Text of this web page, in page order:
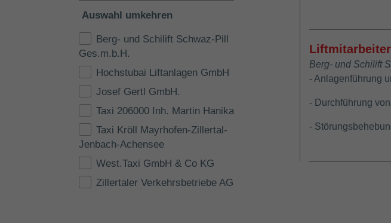
Auswahl umkehren
Berg- und Schilift Schwaz-Pill
Ges.m.b.H.
Hochstubai Liftanlagen GmbH
Josef Gertl GmbH.
Taxi 206000 Inh. Martin Hanika
Taxi Kröll Mayrhofen-Zillertal-
Jenbach-Achensee
West.Taxi GmbH & Co KG
Zillertaler Verkehrsbetriebe AG
Berg- und Schilift
- Anlagenführung
- Durchführung
-